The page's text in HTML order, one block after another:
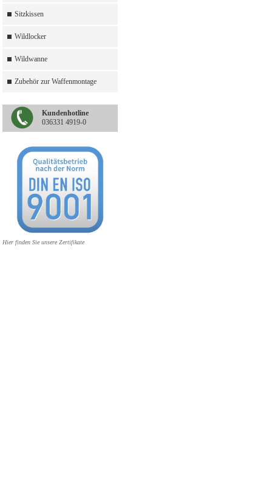
Sitzkissen
Wildlocker
Wildwanne
Zubehör zur Waffenmontage
Kundenhotline
036331 4919-0
Hier finden Sie unsere Zertifikate